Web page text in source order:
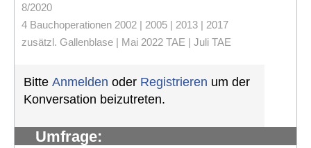
8/2020
4 Bauchoperationen 2002 | 2005 | 2013 | 2017
zusätzl. Gallenblase | Mai 2022 TAE | Juli TAE
Bitte Anmelden oder Registrieren um der
Konversation beizutreten.
Umfrage: